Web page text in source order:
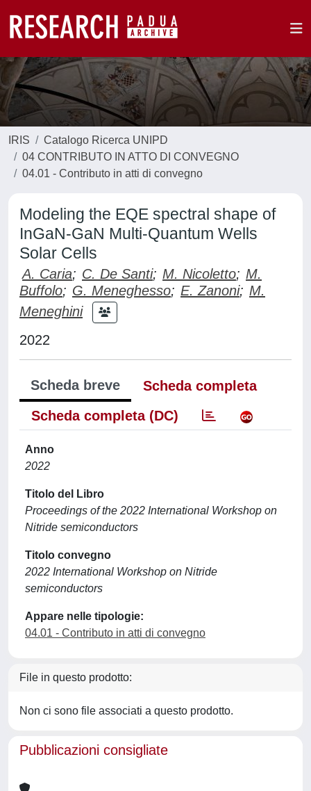
IRIS
Catalogo Ricerca UNIPD
04 CONTRIBUTO IN ATTO DI CONVEGNO
04.01 - Contributo in atti di convegno
Modeling the EQE spectral shape of
InGaN-GaN Multi-Quantum Wells
Solar Cells
A. Caria; C. De Santi; M. Nicoletto; M.
Buffolo; G. Meneghesso; E. Zanoni; M.
Meneghini
2022
Scheda breve
Scheda completa
Scheda completa (DC)
Anno
2022
Titolo del Libro
Proceedings of the 2022 International Workshop on
Nitride semiconductors
Titolo convegno
2022 International Workshop on Nitride
semiconductors
Appare nelle tipologie:
04.01 - Contributo in atti di convegno
File in questo prodotto:
Non ci sono file associati a questo prodotto.
Pubblicazioni consigliate